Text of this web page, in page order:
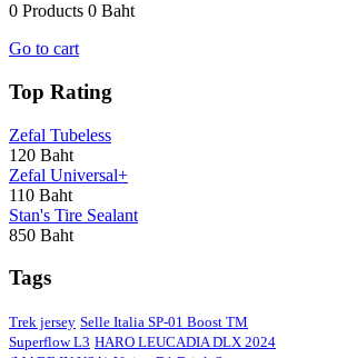
0 Products 0 Baht
Go to cart
Top Rating
Zefal Tubeless
120 Baht
Zefal Universal+
110 Baht
Stan's Tire Sealant
850 Baht
Tags
Trek jersey Selle Italia SP-01 Boost TM
Superflow L3 HARO LEUCADIA DLX 2024